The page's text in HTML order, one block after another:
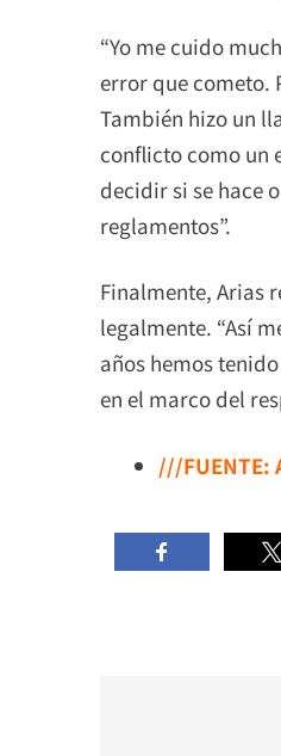
“Yo me cuido
error que cometo.
También hizo un
conflicto como un
decidir si se hace
reglamentos”.
Finalmente, Arias
legalmente. “Así
años hemos
en el marco del
///FUENTE: